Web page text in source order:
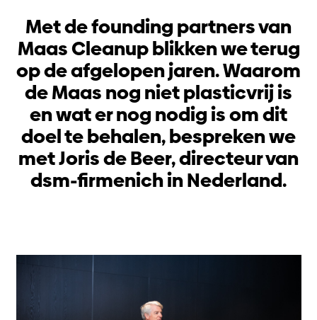
Met de founding partners van
Maas Cleanup blikken we terug
op de afgelopen jaren. Waarom
de Maas nog niet plasticvrij is
en wat er nog nodig is om dit
doel te behalen, bespreken we
met Joris de Beer, directeur van
dsm-firmenich in Nederland.